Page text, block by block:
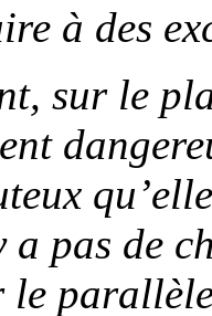
à des
sur le
a pas de
le